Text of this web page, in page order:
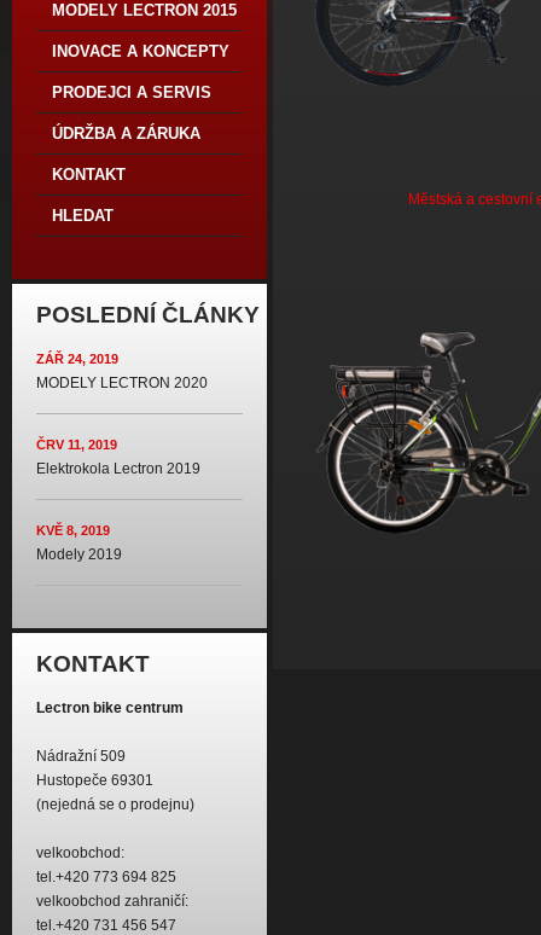
MODELY LECTRON 2015
INOVACE A KONCEPTY
PRODEJCI A SERVIS
ÚDRŽBA A ZÁRUKA
KONTAKT
HLEDAT
POSLEDNÍ ČLÁNKY
ZÁŘ 24, 2019
MODELY LECTRON 2020
ČRV 11, 2019
Elektrokola Lectron 2019
KVĚ 8, 2019
Modely 2019
KONTAKT
Lectron bike centrum
Nádražní 509
Hustopeče 69301
(nejedná se o prodejnu)
velkoobchod:
tel.+420 773 694 825
velkoobchod zahraničí:
tel.+420 731 456 547
Městská a cestovní